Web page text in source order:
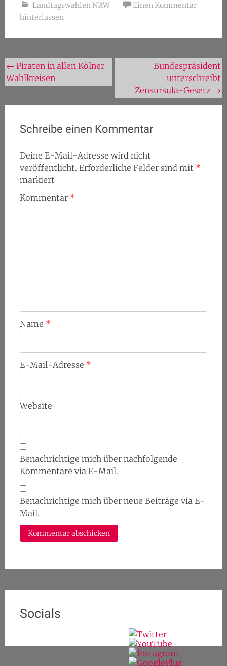
Landtagswahlen NRW
Einen Kommentar
hinterlassen
Beitragsnavigation
← Piraten in allen Kölner
Wahlkreisen
Bundespräsident
unterschreibt
Zensursula-Gesetz →
Schreibe einen Kommentar
Deine E-Mail-Adresse wird nicht
veröffentlicht. Erforderliche Felder sind mit *
markiert
Kommentar *
Name *
E-Mail-Adresse *
Website
Benachrichtige mich über nachfolgende
Kommentare via E-Mail.
Benachrichtige mich über neue Beiträge via E-
Mail.
Socials